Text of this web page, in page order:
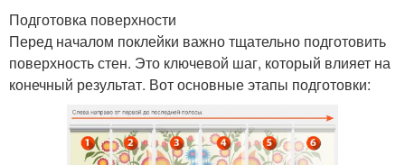
Подготовка поверхности
Перед началом поклейки важно тщательно подготовить
поверхность стен. Это ключевой шаг, который влияет на
конечный результат. Вот основные этапы подготовки: